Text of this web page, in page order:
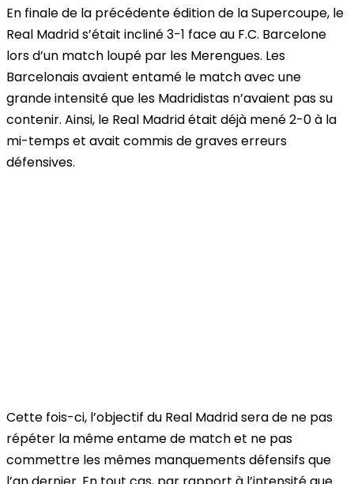
En finale de la précédente édition de la Supercoupe, le
Real Madrid s’était incliné 3-1 face au F.C. Barcelone
lors d’un match loupé par les Merengues. Les
Barcelonais avaient entamé le match avec une
grande intensité que les Madridistas n’avaient pas su
contenir. Ainsi, le Real Madrid était déjà mené 2-0 à la
mi-temps et avait commis de graves erreurs
défensives.
Cette fois-ci, l’objectif du Real Madrid sera de ne pas
répéter la même entame de match et ne pas
commettre les mêmes manquements défensifs que